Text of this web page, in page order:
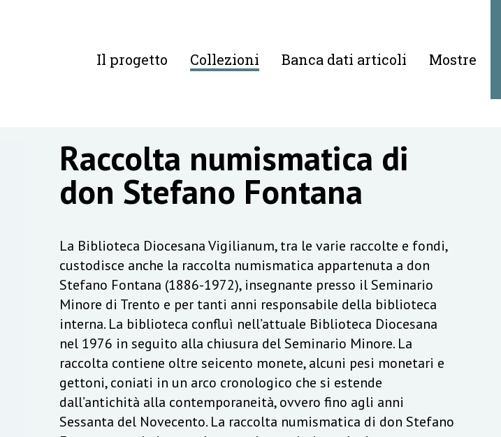
Il progetto Collezioni Banca dati articoli Mostre
Raccolta numismatica di
don Stefano Fontana
La Biblioteca Diocesana Vigilianum, tra le varie raccolte e fondi,
custodisce anche la raccolta numismatica appartenuta a don
Stefano Fontana (1886-1972), insegnante presso il Seminario
Minore di Trento e per tanti anni responsabile della biblioteca
interna. La biblioteca confluì nell’attuale Biblioteca Diocesana
nel 1976 in seguito alla chiusura del Seminario Minore. La
raccolta contiene oltre seicento monete, alcuni pesi monetari e
gettoni, coniati in un arco cronologico che si estende
dall’antichità alla contemporaneità, ovvero fino agli anni
Sessanta del Novecento. La raccolta numismatica di don Stefano